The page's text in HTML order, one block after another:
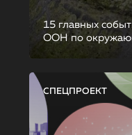
15 главных
ООН по
СПЕЦПРОЕКТ